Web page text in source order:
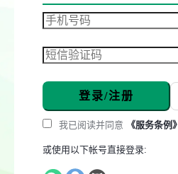
登录/注册
我已阅读并同意 《服务条例》
或使用以下帐号直接登录: